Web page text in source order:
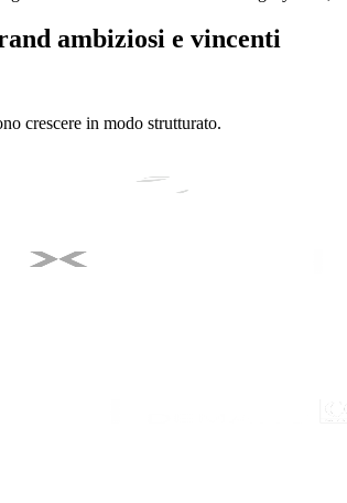
ambiziosi e vincenti
crescere in modo strutturato.